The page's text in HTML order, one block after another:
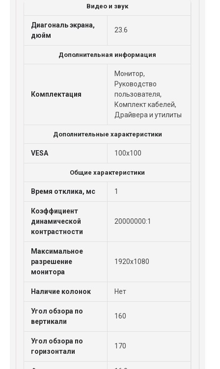
Видео и звук
Диагональ экрана,
дюйм
23.6
Дополнительная информация
Комплектация
Монитор,
Руководство
пользователя,
Комплект кабелей,
Драйвера и утилиты
Дополнительные характеристики
VESA 100x100
Общие характеристики
Время отклика, мс 1
Коэффициент
динамической
контрастности
20000000:1
Максимальное
разрешение
монитора
1920x1080
Наличие колонок Нет
Угол обзора по
вертикали
160
Угол обзора по
горизонтали
170